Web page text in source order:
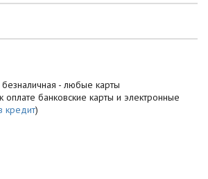
безналичная - любые карты
оплате банковские карты и электронные
кредит)